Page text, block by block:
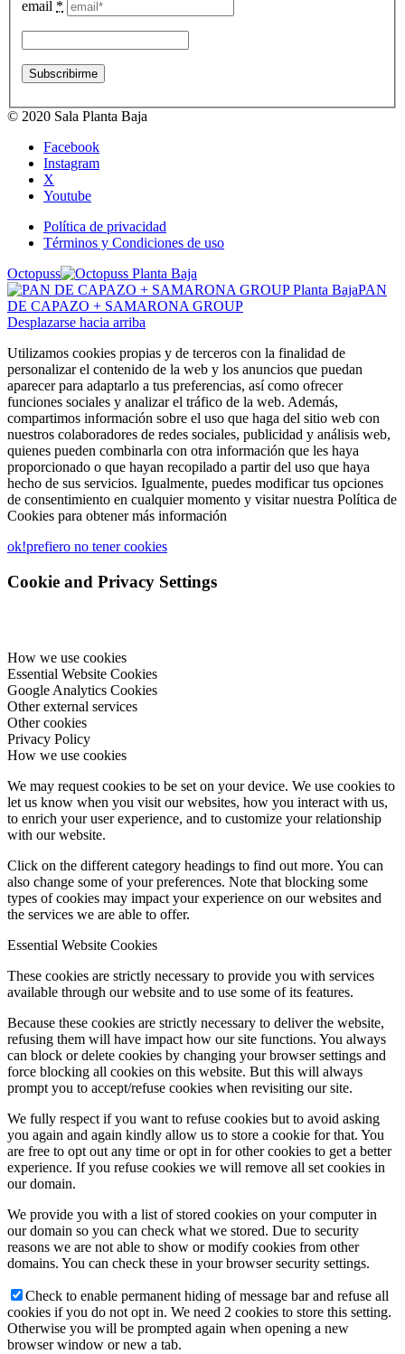
email *
© 2020 Sala Planta Baja
Facebook
Instagram
X
Youtube
Política de privacidad
Términos y Condiciones de uso
Octopuss
PAN
DE CAPAZO + SAMARONA GROUP
Desplazarse hacia arriba
Utilizamos cookies propias y de terceros con la finalidad de
personalizar el contenido de la web y los anuncios que puedan
aparecer para adaptarlo a tus preferencias, así como ofrecer
funciones sociales y analizar el tráfico de la web. Además,
compartimos información sobre el uso que haga del sitio web con
nuestros colaboradores de redes sociales, publicidad y análisis web,
quienes pueden combinarla con otra información que les haya
proporcionado o que hayan recopilado a partir del uso que haya
hecho de sus servicios. Igualmente, puedes modificar tus opciones
de consentimiento en cualquier momento y visitar nuestra Política de
Cookies para obtener más información
ok!prefiero no tener cookies
Cookie and Privacy Settings
How we use cookies
Essential Website Cookies
Google Analytics Cookies
Other external services
Other cookies
Privacy Policy
How we use cookies
We may request cookies to be set on your device. We use cookies to
let us know when you visit our websites, how you interact with us,
to enrich your user experience, and to customize your relationship
with our website.
Click on the different category headings to find out more. You can
also change some of your preferences. Note that blocking some
types of cookies may impact your experience on our websites and
the services we are able to offer.
Essential Website Cookies
These cookies are strictly necessary to provide you with services
available through our website and to use some of its features.
Because these cookies are strictly necessary to deliver the website,
refusing them will have impact how our site functions. You always
can block or delete cookies by changing your browser settings and
force blocking all cookies on this website. But this will always
prompt you to accept/refuse cookies when revisiting our site.
We fully respect if you want to refuse cookies but to avoid asking
you again and again kindly allow us to store a cookie for that. You
are free to opt out any time or opt in for other cookies to get a better
experience. If you refuse cookies we will remove all set cookies in
our domain.
We provide you with a list of stored cookies on your computer in
our domain so you can check what we stored. Due to security
reasons we are not able to show or modify cookies from other
domains. You can check these in your browser security settings.
Check to enable permanent hiding of message bar and refuse all
cookies if you do not opt in. We need 2 cookies to store this setting.
Otherwise you will be prompted again when opening a new
browser window or new a tab.